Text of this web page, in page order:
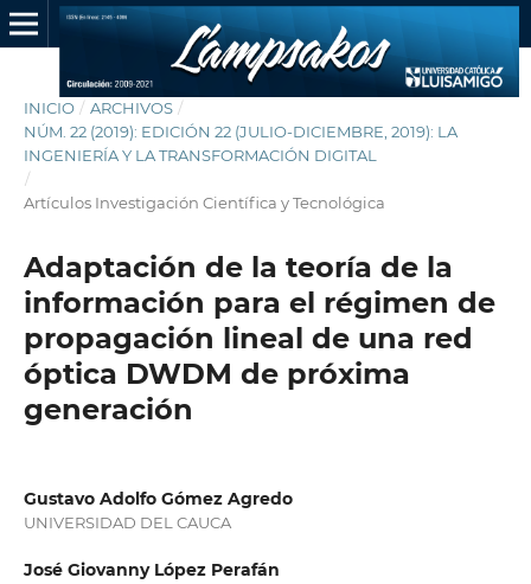
INICIO / ARCHIVOS /
NÚM. 22 (2019): EDICIÓN 22 (JULIO-DICIEMBRE, 2019): LA
INGENIERÍA Y LA TRANSFORMACIÓN DIGITAL
/
Artículos Investigación Científica y Tecnológica
Adaptación de la teoría de la
información para el régimen de
propagación lineal de una red
óptica DWDM de próxima
generación
Gustavo Adolfo Gómez Agredo
UNIVERSIDAD DEL CAUCA
José Giovanny López Perafán